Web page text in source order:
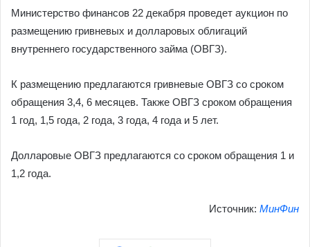
Министерство финансов 22 декабря проведет аукцион по
размещению гривневых и долларовых облигаций
внутреннего государственного займа (ОВГЗ).
К размещению предлагаются гривневые ОВГЗ со сроком
обращения 3,4, 6 месяцев. Также ОВГЗ сроком обращения
1 год, 1,5 года, 2 года, 3 года, 4 года и 5 лет.
Долларовые ОВГЗ предлагаются со сроком обращения 1 и
1,2 года.
Источник: МинФин